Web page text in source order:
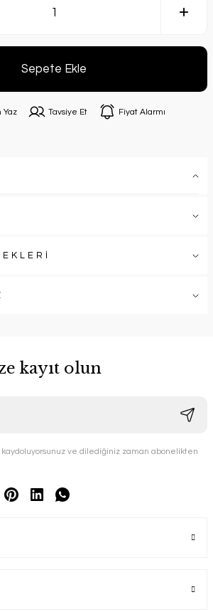
Sepete Ekle
Yaz Tavsiye Et Fiyat Alarmı
kayıt olun
kaydoluyorsunuz ve dilediğiniz zaman abonelikten